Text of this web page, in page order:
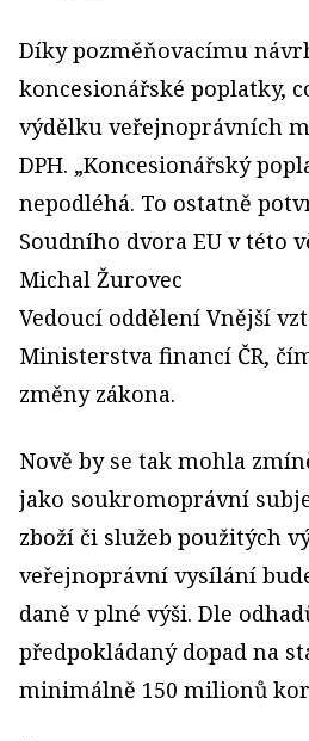
Díky pozměňovacímu
koncesionářské poplatky,
výdělku veřejnoprávních
DPH. „Koncesionářský
nepodléhá. To ostatně
Soudního dvora EU v této
Michal Žurovec
Vedoucí oddělení Vnější
Ministerstva financí ČR,
změny zákona.
Nově by se tak mohla
jako soukromoprávní
zboží či služeb použitých
veřejnoprávní vysílání
daně v plné výši. Dle
předpokládaný dopad na
minimálně 150 milionů